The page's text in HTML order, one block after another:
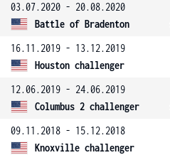
03.07.2020 - 20.08.2020
Battle of Bradenton
16.11.2019 - 13.12.2019
Houston challenger
12.06.2019 - 24.06.2019
Columbus 2 challenger
09.11.2018 - 15.12.2018
Knoxville challenger